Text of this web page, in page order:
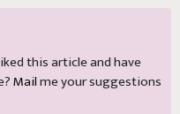
this article and have
Mailme your suggestions